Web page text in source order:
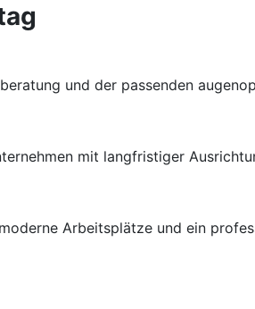
und der passenden
mit langfristiger
Arbeitsplätze und ein